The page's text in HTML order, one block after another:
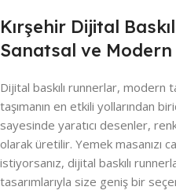
Kırşehir Dijital
Sanatsal ve
Dijital baskılı runnerlar, modern
taşımanın en etkili yollarından
sayesinde yaratıcı desenler,
olarak üretilir. Yemek masanızı
istiyorsanız, dijital baskılı
tasarımlarıyla size geniş bir